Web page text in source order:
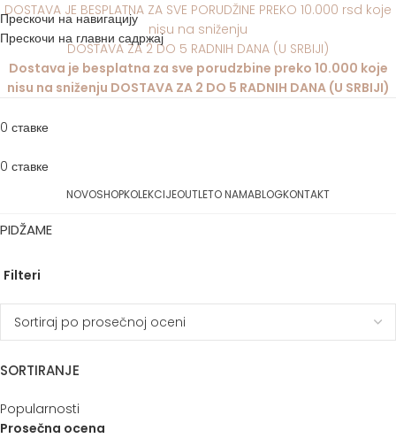
Прескочи на навигацију
Прескочи на главни садржај
DOSTAVA JE BESPLATNA ZA SVE PORUDŽINE PREKO 10.000 rsd koje
nisu na sniženju
DOSTAVA ZA 2 DO 5 RADNIH DANA (U SRBIJI)
Dostava je besplatna za sve porudzbine preko 10.000 koje
nisu na sniženju DOSTAVA ZA 2 DO 5 RADNIH DANA (U SRBIJI)
0 ставке
0 ставке
NOVOSHOPKOLEKCIJEOUTLETO NAMABLOGKONTAKT
PIDŽAME
Filteri
SORTIRANJE
Popularnosti
Prosečna ocena